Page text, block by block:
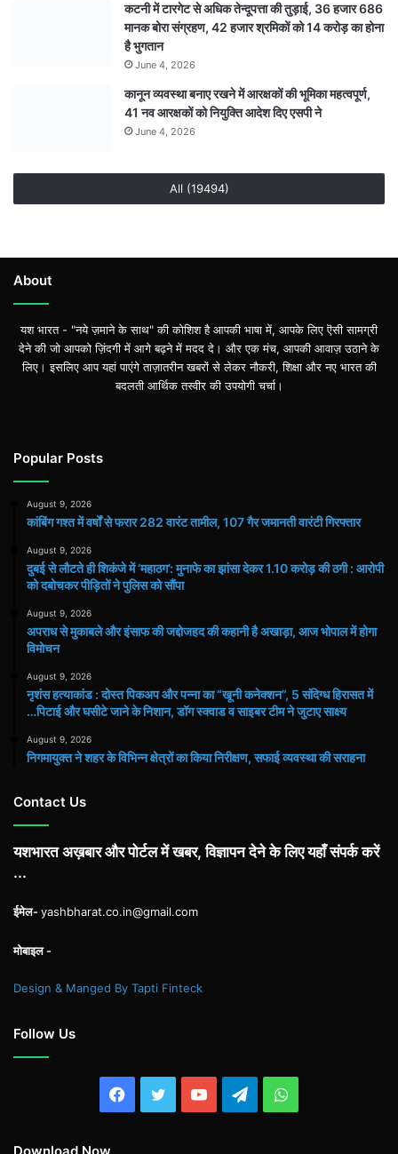
कटनी में टारगेट से अधिक तेन्दूपत्ता की तुड़ाई, 36 हजार 686
मानक बोरा संग्रहण, 42 हजार श्रमिकों को 14 करोड़ का होना
है भुगतान
June 4, 2026
कानून व्यवस्था बनाए रखने में आरक्षकों की भूमिका महत्वपूर्ण,
41 नव आरक्षकों को नियुक्ति आदेश दिए एसपी ने
June 4, 2026
All (19494)
About
यश भारत - "नये ज़माने के साथ" की कोशिश है आपकी भाषा में, आपके लिए ऎसी सामग्री
देने की जो आपको ज़िंदगी में आगे बढ़ने में मदद दे। और एक मंच, आपकी आवाज़ उठाने के
लिए। इसलिए आप यहां पाएंगे ताज़ातरीन खबरों से लेकर नौकरी, शिक्षा और नए भारत की
बदलती आर्थिक तस्वीर की उपयोगी चर्चा।
Popular Posts
August 9, 2026
कांबिंग गश्त में वर्षों से फरार 282 वारंट तामील, 107 गैर जमानती वारंटी गिरफ्तार
August 9, 2026
दुबई से लौटते ही शिकंजे में ‘महाठग’: मुनाफे का झांसा देकर 1.10 करोड़ की ठगी : आरोपी
को दबोचकर पीड़ितों ने पुलिस को सौंपा
August 9, 2026
अपराध से मुकाबले और इंसाफ की जद्दोजहद की कहानी है अखाड़ा, आज भोपाल में होगा
विमोचन
August 9, 2026
नृशंस हत्याकांड : दोस्त पिकअप और पन्ना का “खूनी कनेक्शन”, 5 संदिग्ध हिरासत में
…पिटाई और घसीटे जाने के निशान, डॉग स्क्वाड व साइबर टीम ने जुटाए साक्ष्य
August 9, 2026
निगमायुक्त ने शहर के विभिन्न क्षेत्रों का किया निरीक्षण, सफाई व्यवस्था की सराहना
Contact Us
यशभारत अख़बार और पोर्टल में खबर, विज्ञापन देने के लिए यहाँ संपर्क करें
...
ईमेल-yashbharat.co.in@gmail.com
मोबाइल -
Design & Manged By Tapti Finteck
Follow Us
Facebook
TwitterYouTubeTelegramWhatsApp